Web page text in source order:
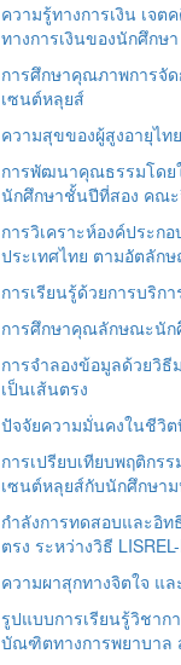
ความรู้ทางการเงิน เจ
ทางการเงินของนักศึกษา
การศึกษาคุณภาพการจั
เซนต์หลุยส์
ความสุขของผู้สูงอายุไ
การพัฒนาคุณธรรมโดย
นักศึกษาชั้นปีที่สอง คณ
การวิเคราะห์องค์ประ
ประเทศไทย ตามอัตลัก
การเรียนรู้ด้วยการบริก
การศึกษาคุณลักษณะนัก
การจำลองข้อมูลด้วยวิธี
เป็นเส้นตรง
ปัจจัยความมั่นคงในชีวิ
การเปรียบเทียบพฤติกร
เซนต์หลุยส์กับนักศึกษา
กำลังการทดสอบและอิท
ตรง ระหว่างวิธี
ความผาสุกทางจิตใจ แ
รูปแบบการเรียนรู้วิชา
บัณฑิตทางการพยาบาล